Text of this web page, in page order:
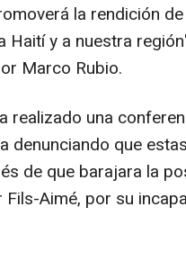
la rendición
Haití y a nuestra
Marco Rubio.
realizado una
denunciando que
de que barajara la
Aimé, por su